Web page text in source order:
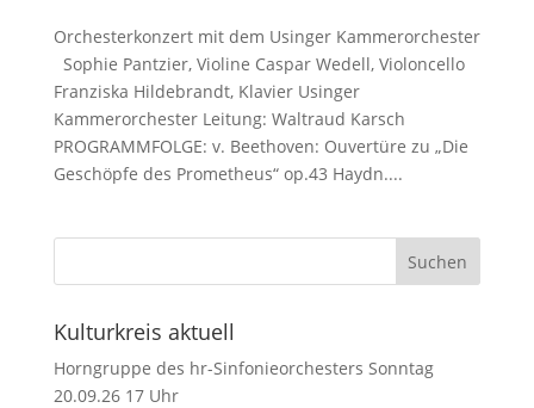
Orchesterkonzert mit dem Usinger Kammerorchester
Sophie Pantzier, Violine Caspar Wedell, Violoncello
Franziska Hildebrandt, Klavier Usinger
Kammerorchester Leitung: Waltraud Karsch
PROGRAMMFOLGE: v. Beethoven: Ouvertüre zu „Die
Geschöpfe des Prometheus“ op.43 Haydn....
Kulturkreis aktuell
Horngruppe des hr-Sinfonieorchesters Sonntag
20.09.26 17 Uhr